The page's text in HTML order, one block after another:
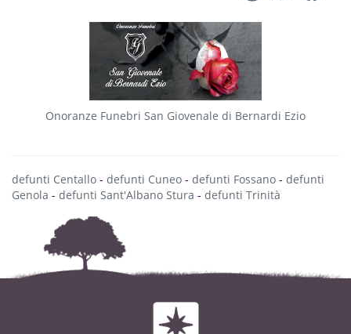
Onoranze Funebri San Giovenale di Bernardi Ezio
defunti Centallo - defunti Cuneo - defunti Fossano - defunti
Genola - defunti Sant'Albano Stura - defunti Trinità